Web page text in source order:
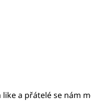
a přátelé se nám